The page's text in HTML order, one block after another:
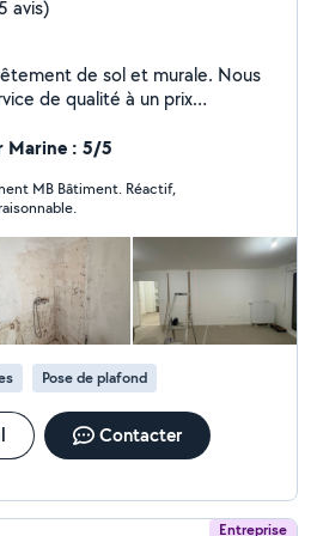
avis)
de sol et murale. Nous
de qualité à un prix
Marine : 5/5
MB Bâtiment. Réactif,
Pose de plafond
Contacter
Entreprise